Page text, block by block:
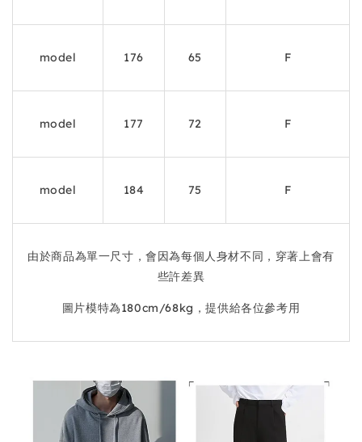
model 176 65 F
model 177 72 F
model 184 75 F
由於商品為單一尺寸，會因為每個人身材不同，穿著上會有
些許差異
圖片模特為180cm/68kg，提供給各位參考用